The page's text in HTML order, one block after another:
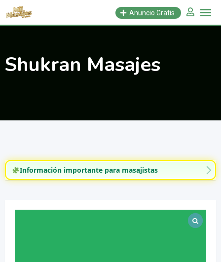
Saltar
Anuncio Gratis
Shukran Masajes
Información importante para masajistas